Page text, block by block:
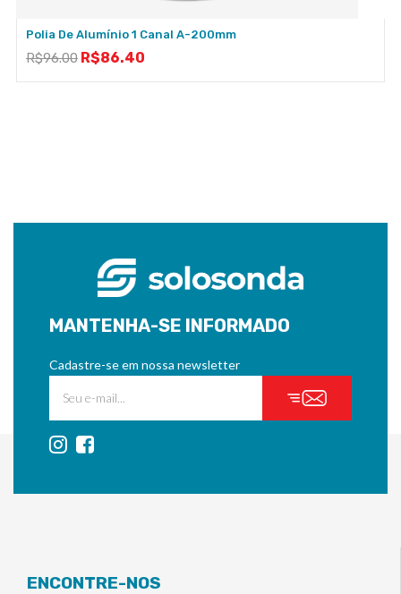
Polia De Alumínio 1 Canal A-200mm
R$96.00 R$86.40
MANTENHA-SE INFORMADO
Cadastre-se em nossa newsletter
ENCONTRE-NOS